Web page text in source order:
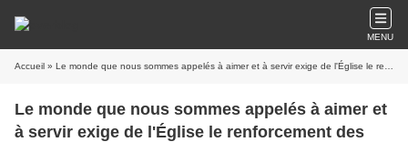
MENU
Accueil » Le monde que nous sommes appelés à aimer et à servir exige de l'Église le renforcement des synergies dans tous les domaines de sa mission
Le monde que nous sommes appelés à aimer et
à servir exige de l'Église le renforcement des